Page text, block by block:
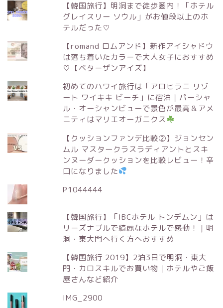
【韓国旅行】明洞まで徒歩圏内！「ホテル
グレイスリー ソウル」がお値段以上のホ
テルだった♡
【romand ロムアンド】新作アイシャドウ
は落ち着いたカラーで大人女子におすすめ
♡【ベターザンアイズ】
初めてのハワイ旅行は「アロヒラニ リゾ
ート ワイキキ ビーチ」に宿泊｜パーシャ
ル・オーシャンビューで景色が最高＆アメ
ニティはマリエオーガニクス
【クッションファンデ比較②】ジョンセン
ムル マスタークラスラディアントとスキ
ンヌーダークッションを比較レビュー！辛
口になりました
P1044444
【韓国旅行】「IBCホテル トンデムン」は
リーズナブルで綺麗なホテルで感動！｜明
洞・東大門へ行く方へおすすめ
【韓国旅行 2019】2泊3日で明洞・東大
門・カロスキルでお買い物｜ホテルやご飯
屋さんなど紹介
IMG_2900